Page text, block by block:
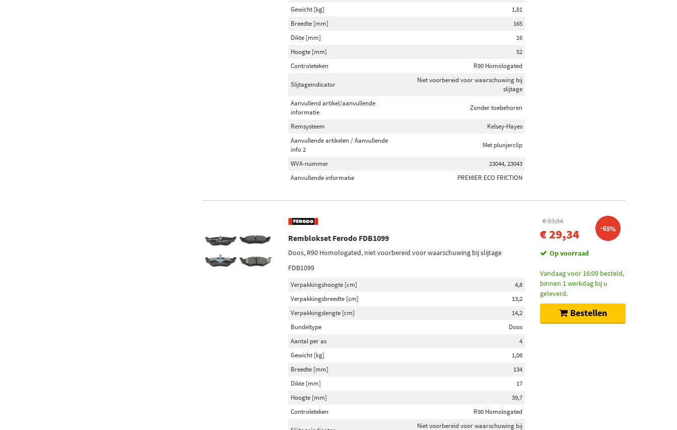
Gewicht [kg]
1,81
Breedte [mm]
165
Dikte [mm]
16
Hoogte [mm]
52
Controleteken
R90 Homologated
Slijtageindicator
Niet voorbereid voor waarschuwing bij
slijtage
Aanvullend artikel/aanvullende
informatie
Zonder toebehoren
Remsysteem
Kelsey-Hayes
Aanvullende artikelen / Aanvullende
info 2
Met plunjerclip
WVA-nummer
23044, 23043
Aanvullende informatie
PREMIER ECO FRICTION
Remblokset Ferodo FDB1099
Doos, R90 Homologated, niet voorbereid voor waarschuwing bij slijtage
FDB1099
Verpakkingshoogte [cm]
4,8
Verpakkingsbreedte [cm]
13,2
Verpakkingslengte [cm]
14,2
Bundeltype
Doos
Aantal per as
4
Gewicht [kg]
1,08
Breedte [mm]
134
Dikte [mm]
17
Hoogte [mm]
39,7
Controleteken
R90 Homologated
Niet voorbereid voor waarschuwing bij
€ 83,84
€ 29,34 -65%
Op voorraad
Vandaag voor 16:00 besteld,
binnen 1 werkdag bij u
geleverd.
Bestellen